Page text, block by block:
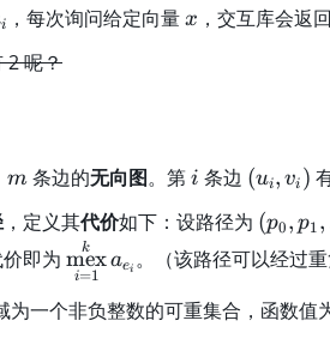
i ，每次询问给定向量 x
x ，交互库会返
2 呢？
m
m 条边的无向图。第i
i 条边 (
_
i,
_
(ui, vi )
，定义其代价如下：设路径为 (
p
_
0
(p0, p1,
即为 \
m
a
i=1
mex
k
aei 。（该路径可以经过
为一个非负整数的可重集合，函数